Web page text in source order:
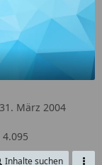
März 2004
4.095
Inhalte suchen